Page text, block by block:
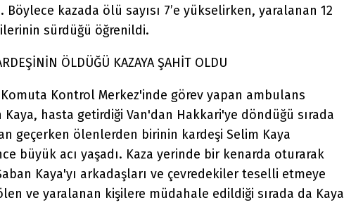
kazada ölü sayısı 7’e yükselirken, yaralanan 12
sürdüğü öğrenildi.
ÖLDÜĞÜ KAZAYA ŞAHİT OLDU
Komuta Kontrol Merkez'inde görev yapan ambulans
hasta getirdiği Van'dan Hakkari'ye döndüğü sırada
geçerken ölenlerden birinin kardeşi Selim Kaya
büyük acı yaşadı. Kaza yerinde bir kenarda oturarak
Kaya'yı arkadaşları ve çevredekiler teselli etmeye
ve yaralanan kişilere müdahale edildiği sırada da Kaya